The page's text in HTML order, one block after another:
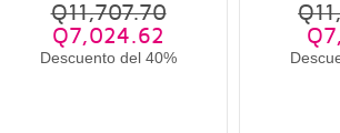
Q11,707.70
Q7,024.62
Descuento del 40%